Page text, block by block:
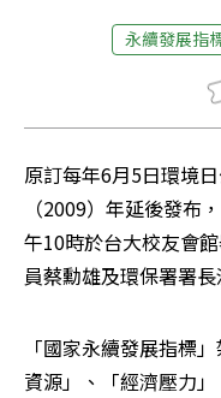
永續發展指
原訂每年6月5日環境
（2009）年延後發布
午10時於台大校友會
員蔡勳雄及環保署署
「國家永續發展指標
資源」、「經濟壓力